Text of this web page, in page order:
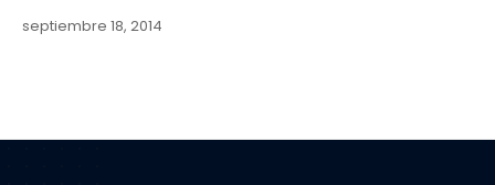
septiembre 18, 2014